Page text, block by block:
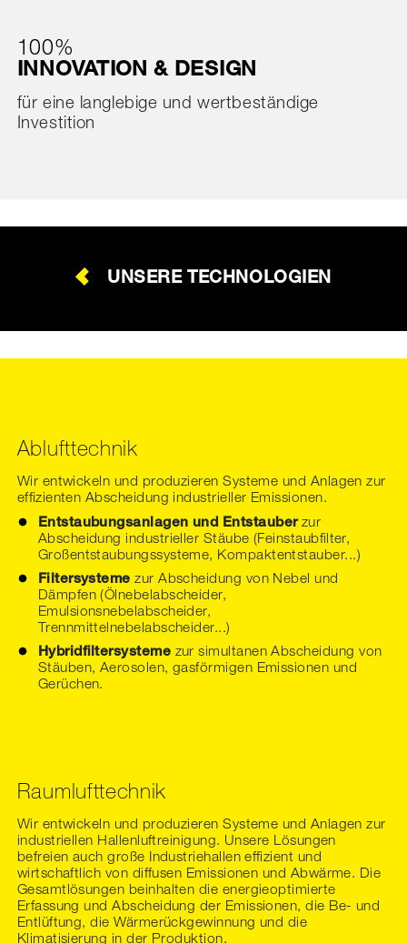
100%
INNOVATION & DESIGN
für eine langlebige und wertbeständige
Investition
UNSERE TECHNOLOGIEN
Ablufttechnik
Wir entwickeln und produzieren Systeme und Anlagen zur
effizienten Abscheidung industrieller Emissionen.
Entstaubungsanlagen und Entstauberzur
Abscheidung industrieller Stäube (Feinstaubfilter,
Großentstaubungssysteme, Kompaktentstauber...)
Filtersysteme zur Abscheidung von Nebel und
Dämpfen (Ölnebelabscheider,
Emulsionsnebelabscheider,
Trennmittelnebelabscheider...)
Hybridfiltersysteme zur simultanen Abscheidung von
Stäuben, Aerosolen, gasförmigen Emissionen und
Gerüchen.
Raumlufttechnik
Wir entwickeln und produzieren Systeme und Anlagen zur
industriellen Hallenluftreinigung. Unsere Lösungen
befreien auch große Industriehallen effizient und
wirtschaftlich von diffusen Emissionen und Abwärme. Die
Gesamtlösungen beinhalten die energieoptimierte
Erfassung und Abscheidung der Emissionen, die Be- und
Entlüftung, die Wärmerückgewinnung und die
Klimatisierung in der Produktion.